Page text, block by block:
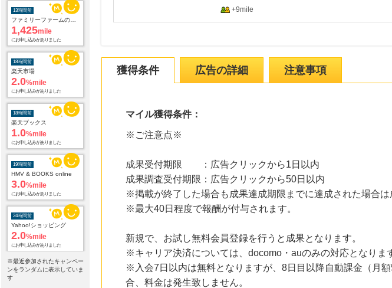
13時間前
1,425mile
にお申し込みがありました
18時間前
楽天市場
2.0%mile
にお申し込みがありました
18時間前
楽天ブックス
1.0%mile
にお申し込みがありました
19時間前
HMV & BOOKS online
3.0%mile
にお申し込みがありました
24時間前
Yahoo!ショッピング
2.0%mile
にお申し込みがありました
24時間前
じゃらんnet
※最近参加されたキャンペー
ンをランダムに表示していま
す
+9mile
獲得条件 広告の詳細 注意事項
マイル獲得条件：
※ご注意点※
成果受付期限 ：広告クリックから1日以内
成果調査受付期限：広告クリックから50日以内
※掲載が終了した場合も成果達成期限までに達成された場合は
※最大40日程度で報酬が付与されます。
新規で、お試し無料会員登録を行うと成果となります。
※キャリア決済については、docomo・auのみの対応となりま
※入会7日以内は無料となりますが、8日目以降自動課金（月
合、料金は発生致しません。